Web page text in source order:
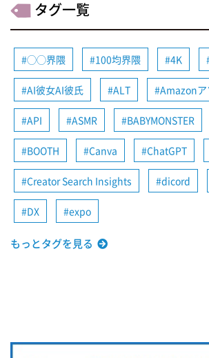
タグ一覧
◯◯界隈 100均界隈 4K
AI彼女AI彼氏 ALT Amazonア
API ASMR BABYMONSTER
BOOTH Canva ChatGPT
Creator Search Insights dicord
DX expo
もっとタグを見る